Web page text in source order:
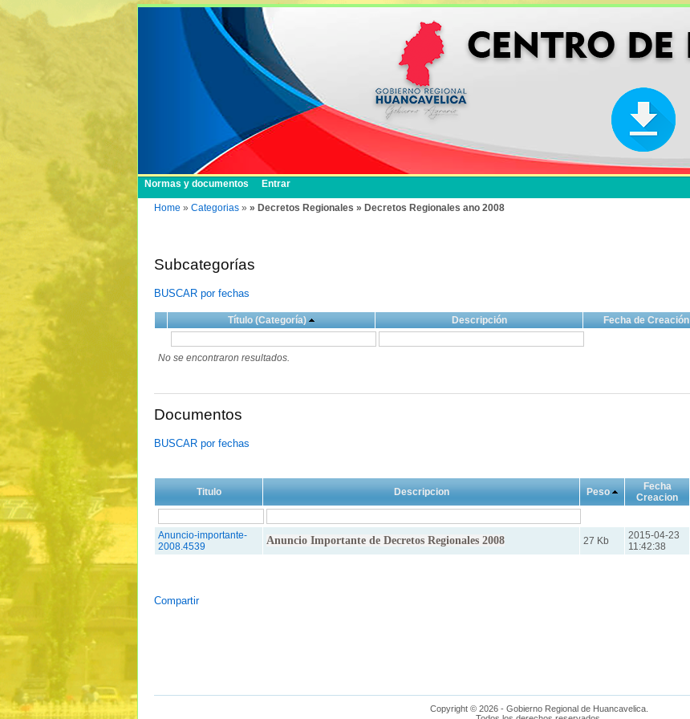
Normas y documentos Entrar
Home » Categorias » » Decretos Regionales » Decretos Regionales ano 2008
Subcategorías
BUSCAR por fechas
Título (Categoría) Descripción Fecha de Creación
No se encontraron resultados.
Documentos
BUSCAR por fechas
Titulo Descripcion Peso
Fecha
Creacion
Anuncio-importante-
2008.4539
Anuncio Importante de Decretos Regionales 2008 27 Kb
2015-04-23
11:42:38
Compartir
Copyright © 2026 - Gobierno Regional de Huancavelica.